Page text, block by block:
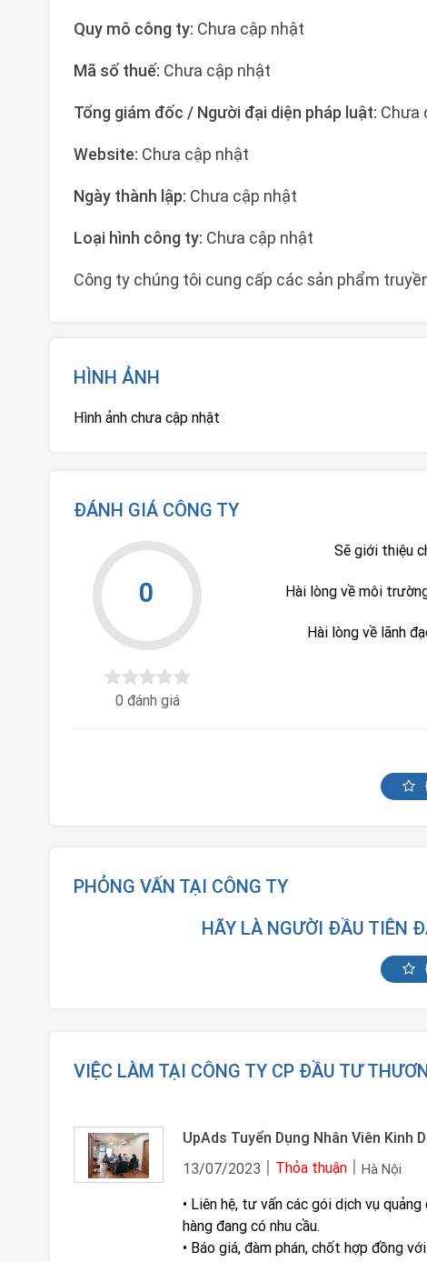
Quy mô công ty: Chưa cập nhật
Mã số thuế: Chưa cập nhật
Tổng giám đốc / Người đại diện pháp luật: Chưa
Website: Chưa cập nhật
Ngày thành lập: Chưa cập nhật
Loại hình công ty: Chưa cập nhật
Công ty chúng tôi cung cấp các sản phẩm
HÌNH ẢNH
Hình ảnh chưa cập nhật
ĐÁNH GIÁ CÔNG TY
0
0 đánh giá
Sẽ giới thiệu
Hài lòng về môi
Hài lòng về lãnh
PHỎNG VẤN TẠI CÔNG TY
HÃY LÀ NGƯỜI ĐẦU TIÊN
VIỆC LÀM TẠI CÔNG TY CP ĐẦU TƯ
13/07/2023
Thỏa thuận Hà Nội
• Liên hệ, tư vấn các gói dịch vụ quảng cáo online (Google Ads, Facebook Ads, Youtube…) đến khách
hàng đang có nhu cầu.
• Báo giá, đàm phán, chốt hợp đồng